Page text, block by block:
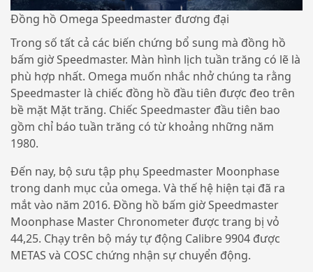
Đồng hồ Omega Speedmaster đương đại
Trong số tất cả các biến chứng bổ sung mà đồng hồ
bấm giờ Speedmaster. Màn hình lịch tuần trăng có lẽ là
phù hợp nhất. Omega muốn nhắc nhở chúng ta rằng
Speedmaster là chiếc đồng hồ đầu tiên được đeo trên
bề mặt Mặt trăng. Chiếc Speedmaster đầu tiên bao
gồm chỉ báo tuần trăng có từ khoảng những năm
1980.
Đến nay, bộ sưu tập phụ Speedmaster Moonphase
trong danh mục của omega. Và thế hệ hiện tại đã ra
mắt vào năm 2016. Đồng hồ bấm giờ Speedmaster
Moonphase Master Chronometer được trang bị vỏ
44,25. Chạy trên bộ máy tự động Calibre 9904 được
METAS và COSC chứng nhận sự chuyển động.